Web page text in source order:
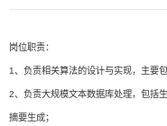
岗位职责：
1、负责相关算法的设计与实现，主要
2、负责大规模文本数据库处理，包括
摘要生成；